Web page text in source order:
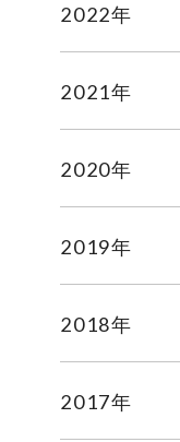
2022年
2021年
2020年
2019年
2018年
2017年